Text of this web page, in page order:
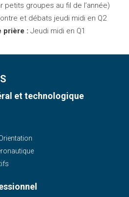
petits groupes au fil de l’année)
et débats jeudi midi en Q2
prière : Jeudi midi en Q1
et technologique